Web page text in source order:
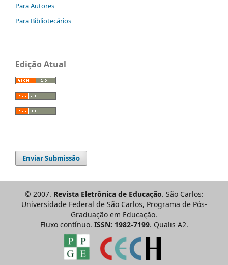
Para Autores
Para Bibliotecários
Edição Atual
Enviar Submissão
© 2007. Revista Eletrônica de Educação. São Carlos:
Universidade Federal de São Carlos, Programa de Pós-
Graduação em Educação.
Fluxo contínuo. ISSN: 1982-7199. Qualis A2.